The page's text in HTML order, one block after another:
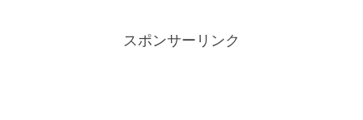
スポンサーリンク